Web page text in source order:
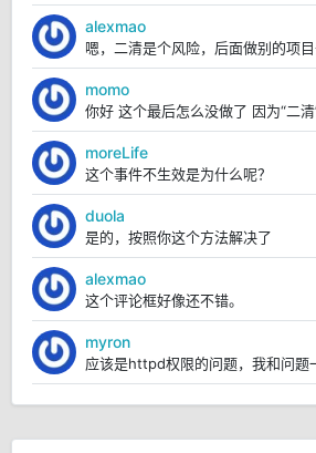
alexmao
momo
你好 这个最后怎么没做了 因为“二清
moreLife
这个事件不生效是为什么呢？
duola
是的，按照你这个方法解决了
alexmao
这个评论框好像还不错。
myron